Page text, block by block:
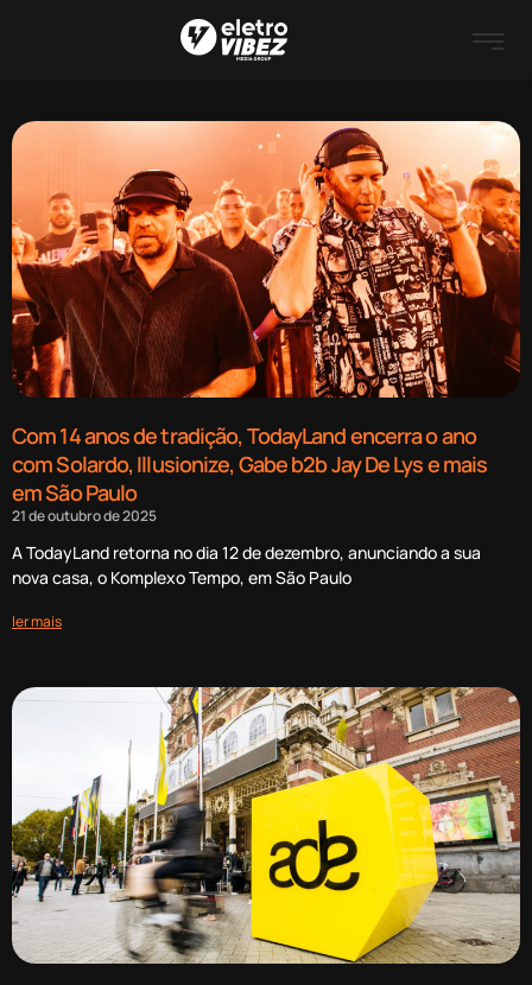
Com 14 anos de tradição, TodayLand encerra o ano
com Solardo, Illusionize, Gabe b2b Jay De Lys e mais
em São Paulo
21 de outubro de 2025
A TodayLand retorna no dia 12 de dezembro, anunciando a sua
nova casa, o Komplexo Tempo, em São Paulo
ler mais